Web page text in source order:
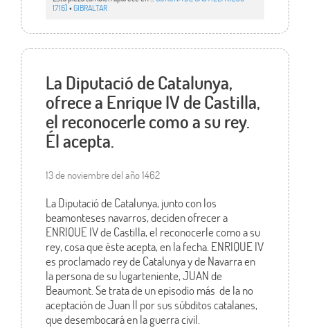
1716)•GIBRALTAR
La Diputació de Catalunya,
ofrece a Enrique IV de Castilla,
el reconocerle como a su rey.
Él acepta.
13 de noviembre del año 1462
La Diputació de Catalunya, junto con los
beamonteses navarros, deciden ofrecer a
ENRIQUE IV de Castilla, el reconocerle como a su
rey, cosa que éste acepta, en la fecha. ENRIQUE IV
es proclamado rey de Catalunya y de Navarra en
la persona de su lugarteniente, JUAN de
Beaumont. Se trata de un episodio más de la no
aceptación de Juan II por sus súbditos catalanes,
que desembocará en la guerra civil.